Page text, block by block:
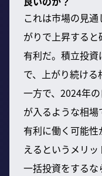
これは市場の見
がりで上昇する
有利だ。積立投
で、上がり続ける
一方で、2024年
が入るような相
有利に働く可能
えるというメリッ
一括投資をする